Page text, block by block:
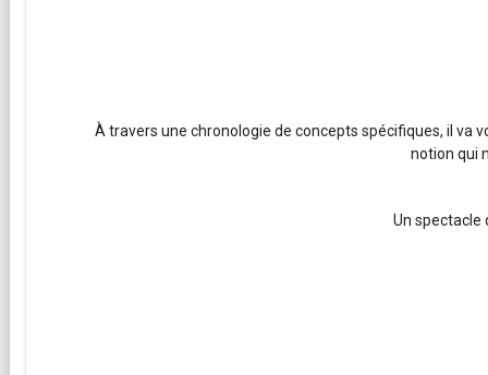
À travers une chronologie de concepts spécifiques, il va
notion qui
Un spectacle